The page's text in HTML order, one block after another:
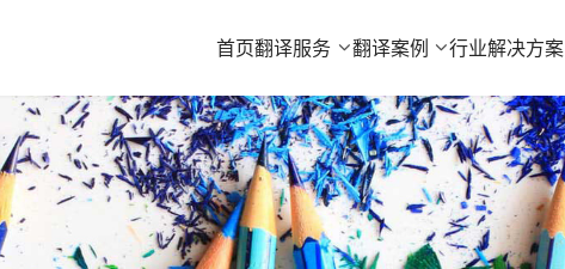
首页翻译服务 翻译案例 行业解决方案